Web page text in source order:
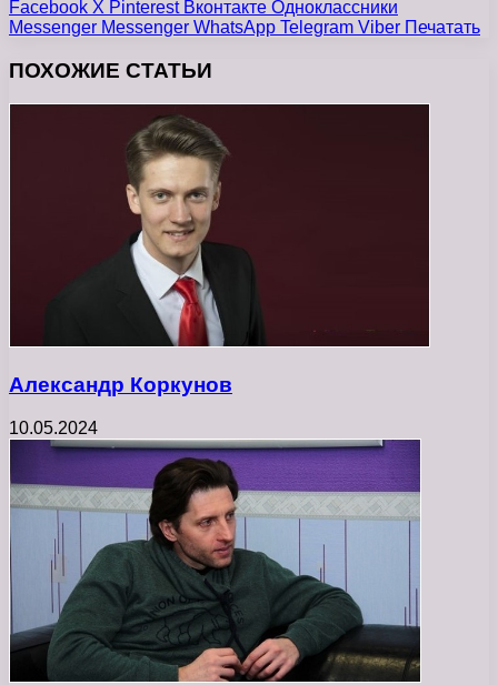
Facebook X Pinterest Вконтакте Одноклассники
Messenger Messenger WhatsApp Telegram Viber Печатать
ПОХОЖИЕ СТАТЬИ
Александр Коркунов
10.05.2024